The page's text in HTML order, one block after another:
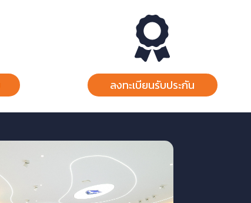
ลงทะเบียนรับประกัน